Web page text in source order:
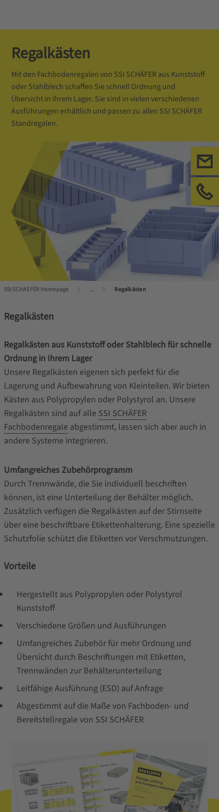
Regalkästen
Mit den Fachbodenregalen von SSI SCHÄFER aus Kunststoff
oder Stahlblech schaffen Sie schnell Ordnung und
Übersicht in Ihrem Lager. Sie sind in vielen verschiedenen
Ausführungen erhältlich und passen zu allen SSI SCHÄFER
Standregalen.
SSI SCHAEFER Homepage ... Regalkästen
Regalkästen
Regalkästen aus Kunststoff oder Stahlblech für schnelle
Ordnung in Ihrem Lager
Unsere Regalkästen eigenen sich perfekt für die
Lagerung und Aufbewahrung von Kleinteilen. Wir bieten
Kästen aus Polypropylen oder Polystyrol an. Unsere
Regalkästen sind auf alle SSI SCHÄFER
Fachbodenregale abgestimmt, lassen sich aber auch in
andere Systeme integrieren.
Umfangreiches Zubehörprogramm
Durch Trennwände, die Sie individuell beschriften
können, ist eine Unterteilung der Behälter möglich.
Zusätzlich verfügen die Regalkästen auf der Stirnseite
über eine beschriftbare Etikettenhalterung. Eine spezielle
Schutzfolie schützt die Etiketten vor Verschmutzungen.
Vorteile
Hergestellt aus Polypropylen oder Polystyrol
Kunststoff
Verschiedene Größen und Ausführungen
Umfangreiches Zubehör für mehr Ordnung und
Übersicht durch Beschriftungen mit Etiketten,
Trennwänden zur Behälterunterteilung
Leitfähige Ausführung (ESD) auf Anfrage
Abgestimmt auf die Maße von Fachboden- und
Bereitstellregale von SSI SCHÄFER